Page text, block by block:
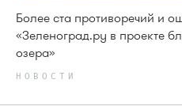
Более ста противоречий и
«Зеленоград.ру в проекте
озера»
НОВОСТИ